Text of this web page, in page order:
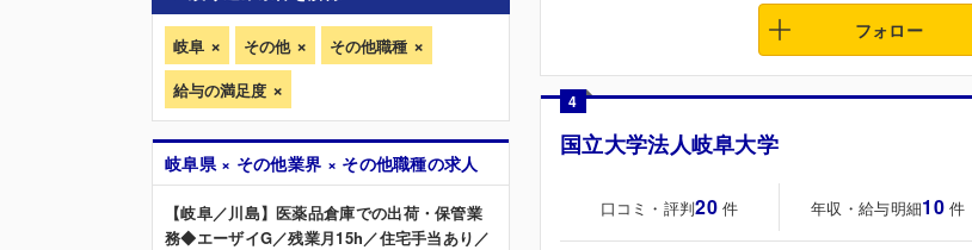
フォロー
4
国立大学法人岐阜大学
口コミ・評判20 件 年収・給与明細10 件
岐阜 その他
その他職種
給与の満足度
岐阜県 × その他業界 × その他職種の求人
【岐阜／川島】医薬品倉庫での出荷・保管業
務◆エーザイG／残業月15h／住宅手当あり／